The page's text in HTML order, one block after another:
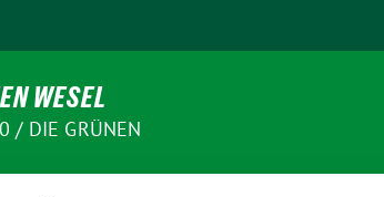
WESEL
/ DIE GRÜNEN